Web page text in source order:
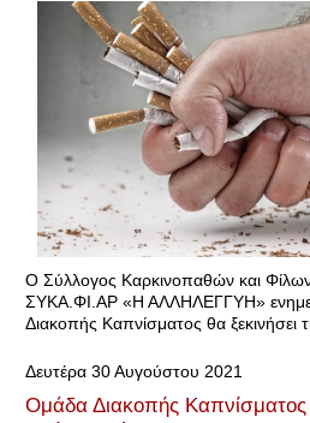
Ο Σύλλογος Καρκινοπαθών και
ΣΥΚΑ.ΦΙ.ΑΡ «Η ΑΛΛΗΛΕΓΓΥΗ»
Διακοπής Καπνίσματος θα ξεκινήσει
Δευτέρα 30 Αυγούστου 2021
Ομάδα Διακοπής Καπνίσματος